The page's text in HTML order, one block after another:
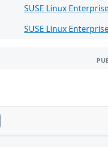
SUSE Linux
SUSE Linux